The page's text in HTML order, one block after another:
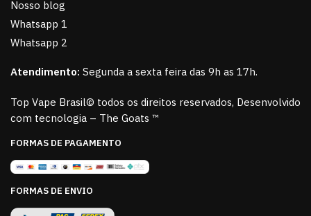
Nosso blog
Whatsapp 1
Whatsapp 2
Atendimento: Segunda a sexta feira das 9h as 17h.
Top Vape Brasil© todos os direitos reservados, Desenvolvido
com tecnologia – The Goats ™
FORMAS DE PAGAMENTO
FORMAS DE ENVIO